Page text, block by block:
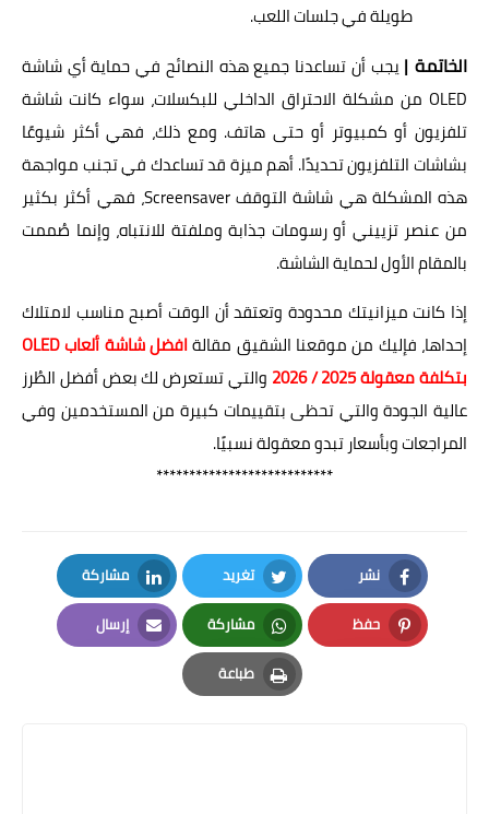
طويلة في جلسات اللعب.
الخاتمة |يجب أن تساعدنا جميع هذه النصائح في حماية أي شاشة
OLED من مشكلة الاحتراق الداخلي للبكسلات، سواء كانت شاشة
تلفزيون أو كمبيوتر أو حتى هاتف. ومع ذلك، فهي أكثر شيوعًا
بشاشات التلفزيون تحديدًا. أهم ميزة قد تساعدك في تجنب مواجهة
هذه المشكلة هي شاشة التوقف Screensaver، فهي أكثر بكثير
من عنصر تزييني أو رسومات جذابة وملفتة للانتباه، وإنما صُممت
بالمقام الأول لحماية الشاشة.
إذا كانت ميزانيتك محدودة وتعتقد أن الوقت أصبح مناسب لامتلاك
إحداها، فإليك من موقعنا الشقيق مقالة
افضل شاشة ألعاب OLED
بتكلفة معقولة 2025 / 2026
والتي تستعرض لك بعض أفضل الطُرز
عالية الجودة والتي تحظى بتقييمات كبيرة من المستخدمين وفي
المراجعات وبأسعار تبدو معقولة نسبيًا.
***************************
نشر
Facebook
تغريد
Twitter
مشاركة
LinkedIn
حفظ
Pinterest
مشاركة
Whatsapp
إرسال
Email
طباعة
Print